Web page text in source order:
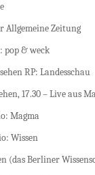
Allgemeine Zeitung
pop & weck
RP: Landesschau
17.30 – Live aus
Magma
Wissen
(das Berliner